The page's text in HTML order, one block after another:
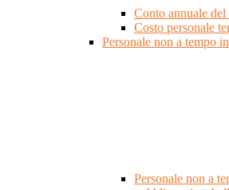
Conto annuale del
Costo personale
Personale non a tempo
Personale non a